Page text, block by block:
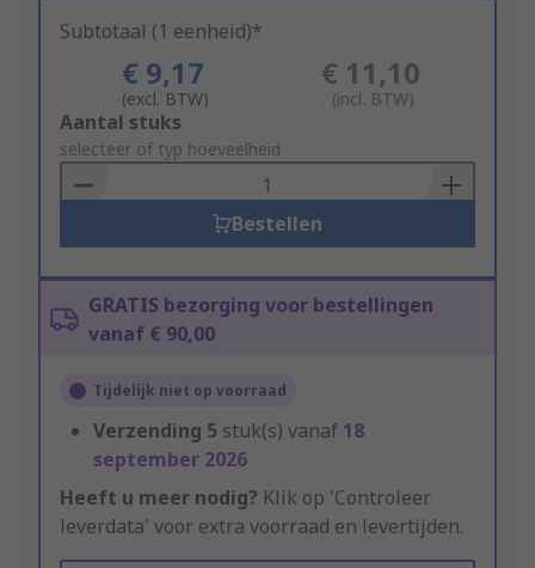
Subtotaal (1 eenheid)*
€ 9,17
(excl. BTW)
€ 11,10
(incl. BTW)
Add
to
Basket
Aantal stuks
selecteer of typ hoeveelheid
Bestellen
GRATIS bezorging voor bestellingen
vanaf € 90,00
Tijdelijk niet op voorraad
Verzending 5 stuk(s) vanaf 18
september 2026
Heeft u meer nodig? Klik op 'Controleer
leverdata' voor extra voorraad en levertijden.